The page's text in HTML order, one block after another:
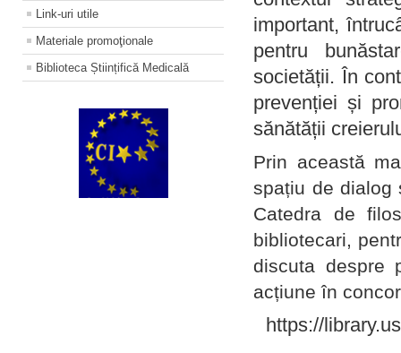
Link-uri utile
Materiale promoţionale
Biblioteca Științifică Medicală
important,
pentru
societății. În
prevenției și
sănătății
Prin această
spațiu de dialog
Catedra de
bibliotecari,
discuta despre
acțiune în
https://